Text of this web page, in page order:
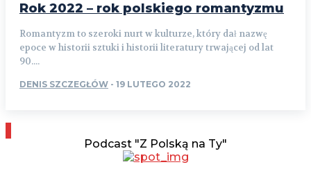
Rok 2022 – rok polskiego romantyzmu
Romantyzm to szeroki nurt w kulturze, który dał nazwę
epoce w historii sztuki i historii literatury trwającej od lat
90....
DENIS SZCZEGŁÓW - 19 LUTEGO 2022
Podcast "Z Polską na Ty"